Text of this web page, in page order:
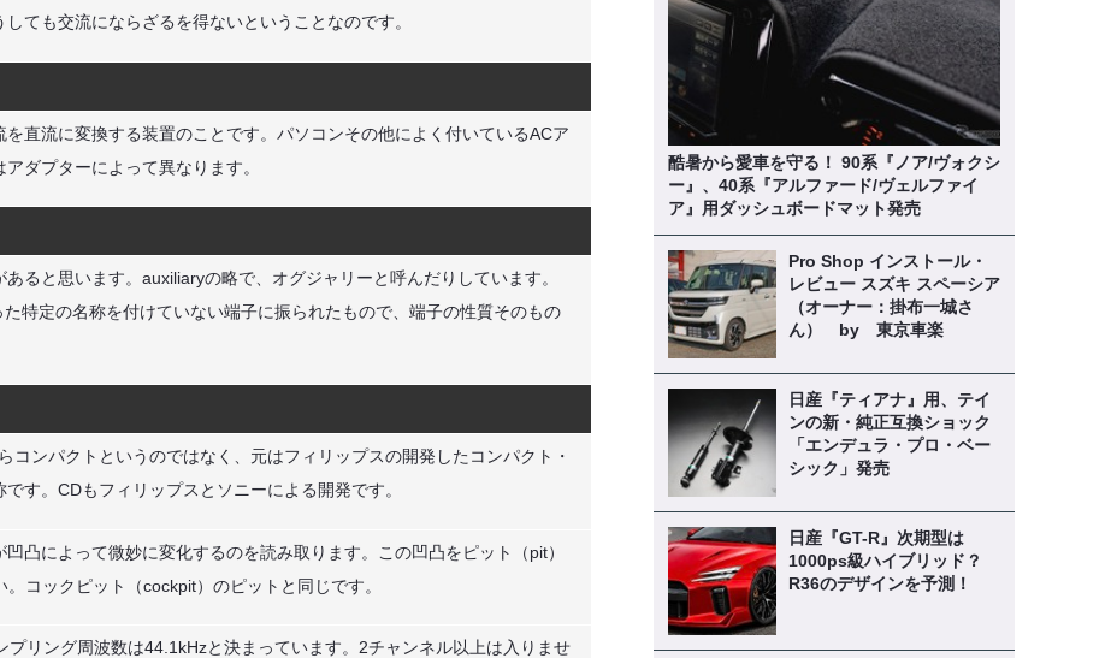
ても交流にならざるを得ないということなのです。
直流に変換する装置のことです。パソコンその他によく付いているACア
ダプターによって異なります。
ると思います。auxiliaryの略で、オグジャリーと呼んだりしています。
特定の名称を付けていない端子に振られたもので、端子の性質そのもの
コンパクトというのではなく、元はフィリップスの開発したコンパクト・
す。CDもフィリップスとソニーによる開発です。
凸によって微妙に変化するのを読み取ります。この凹凸をピット（pit）
コックピット（cockpit）のピットと同じです。
リング周波数は44.1kHzと決まっています。2チャンネル以上は入りませ
酷暑から愛車を守る！ 90系『ノア/ヴォクシ
ー』、40系『アルファード/ヴェルファイ
ア』用ダッシュボードマット発売
Pro Shop インストール・
レビュー スズキ スペーシア
（オーナー：掛布一城さ
ん） by 東京車楽
日産『ティアナ』用、テイ
ンの新・純正互換ショック
「エンデュラ・プロ・ベー
シック」発売
日産『GT-R』次期型は
1000ps級ハイブリッド？
R36のデザインを予測！